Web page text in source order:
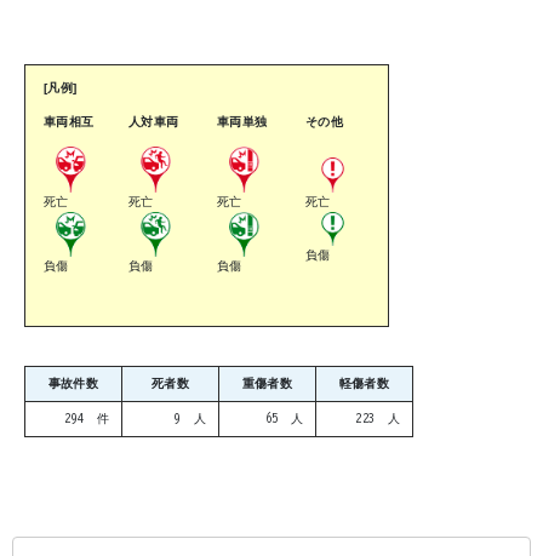
[凡例]
車両相互 人対車両 車両単独 その他
死亡
負傷
死亡
負傷
死亡
負傷
死亡
負傷
事故件数 死者数 重傷者数 軽傷者数
294 件 9 人 65 人 223 人